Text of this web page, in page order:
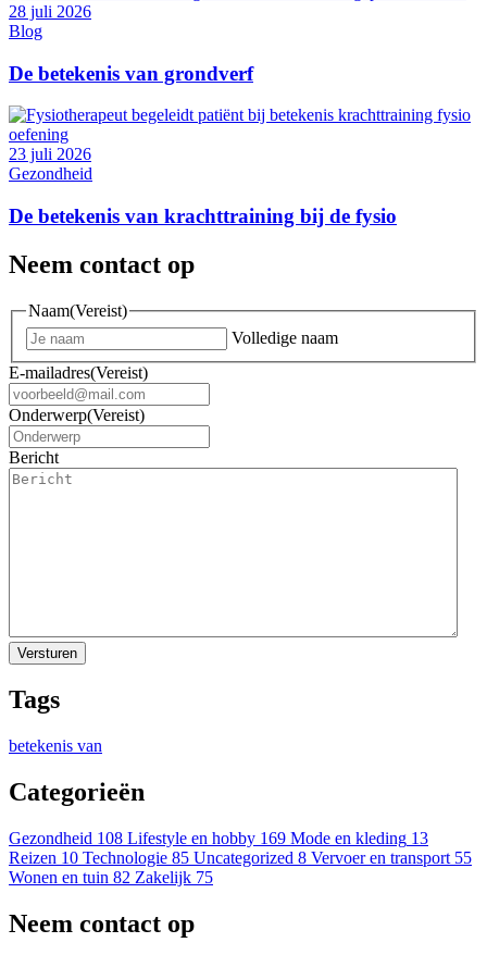
28 juli 2026
Blog
De betekenis van grondverf
23 juli 2026
Gezondheid
De betekenis van krachttraining bij de fysio
Neem contact op
Naam(Vereist)
Volledige naam
E-mailadres(Vereist)
Onderwerp(Vereist)
Bericht
Tags
betekenis van
Categorieën
Gezondheid 108 Lifestyle en hobby 169 Mode en kleding 13
Reizen 10 Technologie 85 Uncategorized 8 Vervoer en transport 55
Wonen en tuin 82 Zakelijk 75
Neem contact op